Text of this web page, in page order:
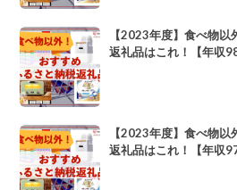
【2023年度】食べ物
返礼品はこれ！【年収
【2023年度】食べ物
返礼品はこれ！【年収